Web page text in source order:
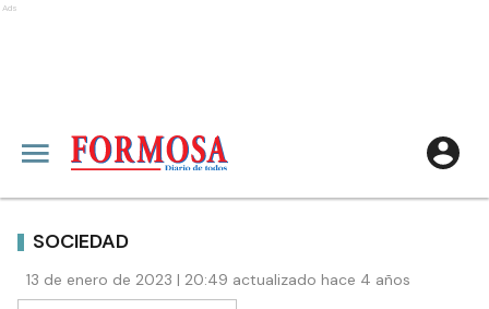
Ads
SOCIEDAD
13 de enero de 2023 | 20:49 actualizado hace 4 años